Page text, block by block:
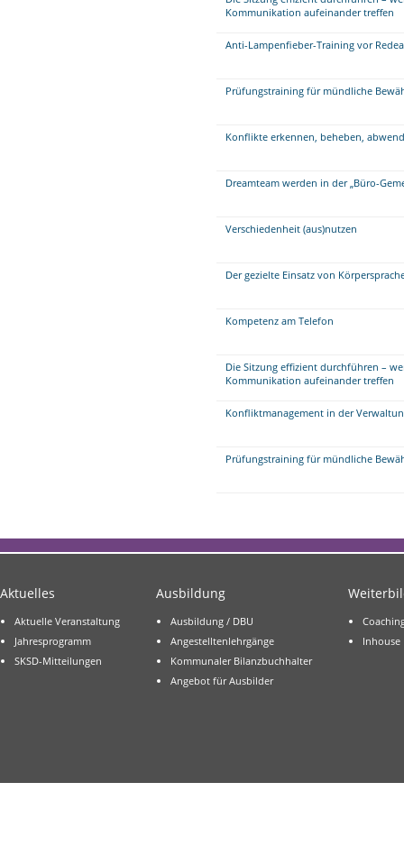
Kommunikation aufeinander treffen
Anti-Lampenfieber-Training vor
Prüfungstraining für mündliche
Konflikte erkennen, beheben,
Dreamteam werden in der „Büro-
Verschiedenheit (aus)nutzen
Der gezielte Einsatz von
Kompetenz am Telefon
Die Sitzung effizient durchführen –
Kommunikation aufeinander treffen
Konfliktmanagement in der
Prüfungstraining für mündliche
Aktuelles
Aktuelle Veranstaltung
Jahresprogramm
SKSD-Mitteilungen
Ausbildung
Ausbildung / DBU
Angestelltenlehrgänge
Kommunaler Bilanzbuchhalter
Angebot für Ausbilder
Inhouse